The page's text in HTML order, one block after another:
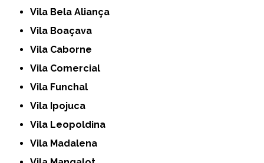
Vila Bela Aliança
Vila Boaçava
Vila Caborne
Vila Comercial
Vila Funchal
Vila Ipojuca
Vila Leopoldina
Vila Madalena